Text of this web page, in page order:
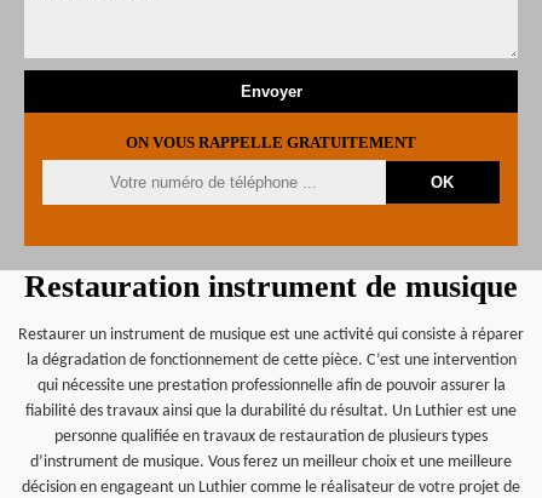
ON VOUS RAPPELLE GRATUITEMENT
Restauration instrument de musique
Restaurer un instrument de musique est une activité qui consiste à réparer
la dégradation de fonctionnement de cette pièce. C’est une intervention
qui nécessite une prestation professionnelle afin de pouvoir assurer la
fiabilité des travaux ainsi que la durabilité du résultat. Un Luthier est une
personne qualifiée en travaux de restauration de plusieurs types
d’instrument de musique. Vous ferez un meilleur choix et une meilleure
décision en engageant un Luthier comme le réalisateur de votre projet de